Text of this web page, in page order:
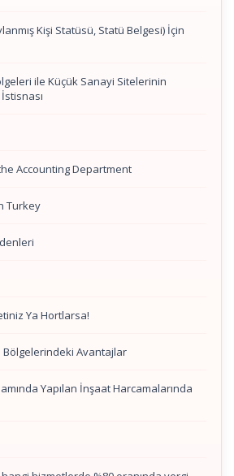
Kişi Statüsü, Statü Belgesi) İçin
ile Küçük Sanayi Sitelerinin
Accounting Department
Turkey
Ya Hortlarsa!
Bölgelerindeki Avantajlar
Yapılan İnşaat Harcamalarında